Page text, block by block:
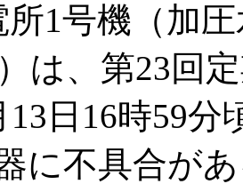
1号機（加
は、第23回
13日16時59
に不具合が